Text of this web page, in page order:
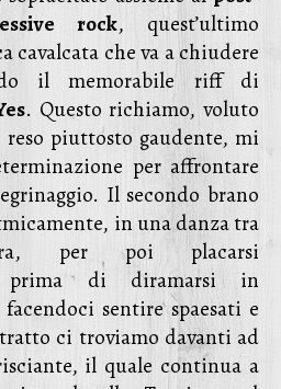
rock, quest’ultimo
cavalcata che va a chiudere
il memorabile riff di
. Questo richiamo, voluto
piuttosto gaudente, mi
per affrontare
Il secondo brano
in una danza tra
per poi placarsi
prima di diramarsi in
sentire spaesati e
ci troviamo davanti ad
il quale continua a